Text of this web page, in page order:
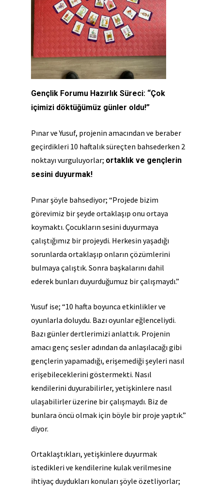
Gençlik Forumu Hazırlık Süreci: “Çok
içimizi döktüğümüz günler oldu!”
Pınar ve Yusuf, projenin amacından ve beraber
geçirdikleri 10 haftalık süreçten bahsederken 2
noktayı vurguluyorlar; ortaklık ve gençlerin
sesini duyurmak!
Pınar şöyle bahsediyor; “Projede bizim
görevimiz bir şeyde ortaklaşıp onu ortaya
koymaktı. Çocukların sesini duyurmaya
çalıştığımız bir projeydi. Herkesin yaşadığı
sorunlarda ortaklaşıp onların çözümlerini
bulmaya çalıştık. Sonra başkalarını dahil
ederek bunları duyurduğumuz bir çalışmaydı.”
Yusuf ise; “10 hafta boyunca etkinlikler ve
oyunlarla doluydu. Bazı oyunlar eğlenceliydi.
Bazı günler dertlerimizi anlattık. Projenin
amacı genç sesler adından da anlaşılacağı gibi
gençlerin yapamadığı, erişemediği şeyleri nasıl
erişebileceklerini göstermekti. Nasıl
kendilerini duyurabilirler, yetişkinlere nasıl
ulaşabilirler üzerine bir çalışmaydı. Biz de
bunlara öncü olmak için böyle bir proje yaptık.”
diyor.
Ortaklaştıkları, yetişkinlere duyurmak
istedikleri ve kendilerine kulak verilmesine
ihtiyaç duydukları konuları şöyle özetliyorlar;